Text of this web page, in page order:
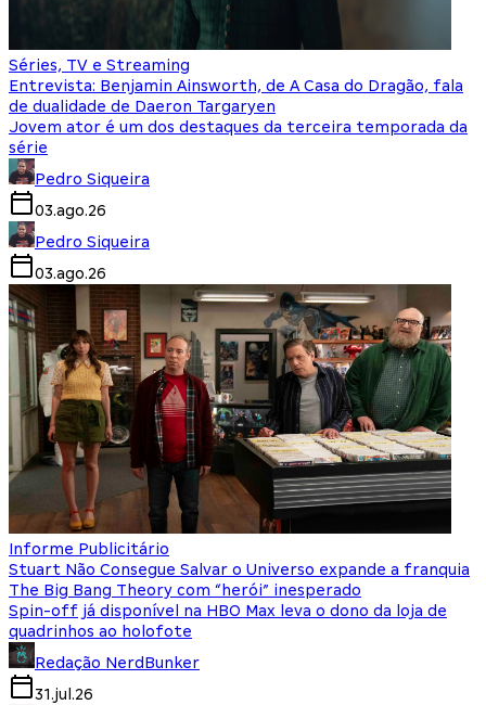
Séries, TV e Streaming
Entrevista: Benjamin Ainsworth, de A Casa do Dragão, fala
de dualidade de Daeron Targaryen
Jovem ator é um dos destaques da terceira temporada da
série
Pedro Siqueira
03.ago.26
Pedro Siqueira
03.ago.26
Informe Publicitário
Stuart Não Consegue Salvar o Universo expande a franquia
The Big Bang Theory com “herói” inesperado
Spin-off já disponível na HBO Max leva o dono da loja de
quadrinhos ao holofote
Redação NerdBunker
31.jul.26